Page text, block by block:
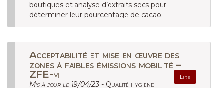
boutiques et analyse d’extraits secs pour
déterminer leur pourcentage de cacao.
Acceptabilité et mise en œuvre des
zones à faibles émissions mobilité –
ZFE-m
Lire
Mis à jour le 19/04/23 - Qualité hygiène